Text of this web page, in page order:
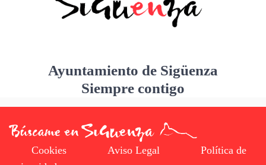
Ayuntamiento de Sigüenza
Siempre contigo
Cookies Aviso Legal
Política de